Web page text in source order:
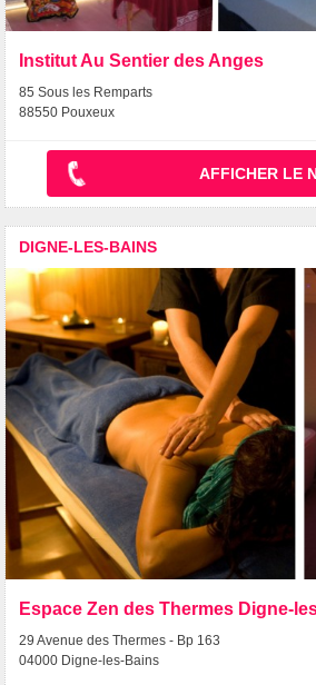
Institut Au Sentier des Anges
85 Sous les Remparts
88550 Pouxeux
AFFICHER LE
DIGNE-LES-BAINS
Espace Zen des Thermes Digne-
29 Avenue des Thermes - Bp 163
04000 Digne-les-Bains